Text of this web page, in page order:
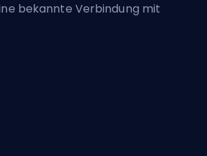
bekannte Verbindung mit